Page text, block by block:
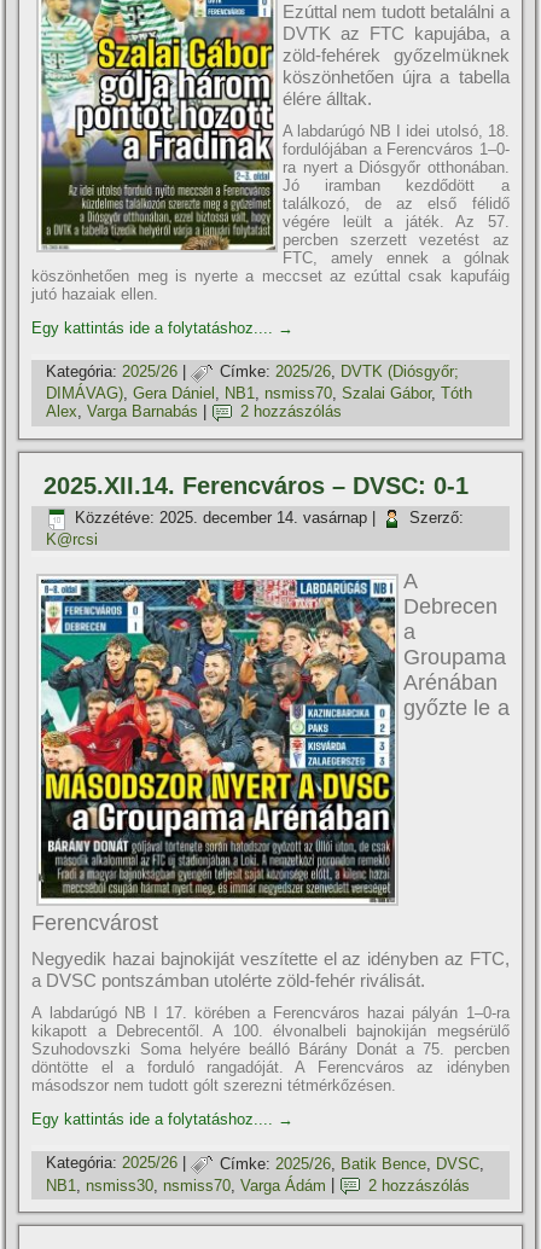
Ezúttal nem tudott betalálni a
DVTK az FTC kapujába, a
zöld-fehérek győzelmüknek
köszönhetően újra a tabella
élére álltak.
A labdarúgó NB I idei utolsó, 18.
fordulójában a Ferencváros 1–0-
ra nyert a Diósgyőr otthonában.
Jó iramban kezdődött a
találkozó, de az első félidő
végére leült a játék. Az 57.
percben szerzett vezetést az
FTC, amely ennek a gólnak
köszönhetően meg is nyerte a meccset az ezúttal csak kapufáig
jutó hazaiak ellen.
Egy kattintás ide a folytatáshoz.... →
Kategória: 2025/26 | Címke: 2025/26, DVTK (Diósgyőr;
DIMÁVAG),Gera Dániel , NB1, nsmiss70,Szalai Gábor,Tóth
Alex,Varga Barnabás 2 hozzászólás
2025.XII.14. Ferencváros – DVSC: 0-1
Közzétéve: 2025. december 14. vasárnap
Szerző:
K@rcsi
A
Debrecen
a
Groupama
Arénában
győzte le a
Ferencvárost
Negyedik hazai bajnokiját veszítette el az idényben az FTC,
a DVSC pontszámban utolérte zöld-fehér riválisát.
A labdarúgó NB I 17. körében a Ferencváros hazai pályán 1–0-ra
kikapott a Debrecentől. A 100. élvonalbeli bajnokiján megsérülő
Szuhodovszki Soma helyére beálló Bárány Donát a 75. percben
döntötte el a forduló rangadóját. A Ferencváros az idényben
másodszor nem tudott gólt szerezni tétmérkőzésen.
Egy kattintás ide a folytatáshoz.... →
Kategória: 2025/26 | Címke: 2025/26 Batik Bence DVSC
NB1
nsmiss30 nsmiss70 ,Varga Ádám 2 hozzászólás